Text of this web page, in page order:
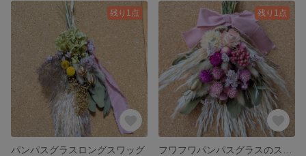
残り1点
パンパスグラスロングスワッグ
残り1点